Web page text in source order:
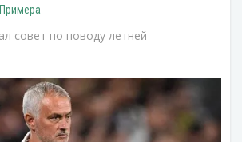
Примера
совет по поводу летней